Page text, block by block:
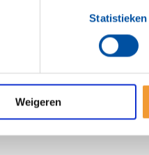
Statistieken
Weigeren
soort verschillen
en
een workshop bij uw